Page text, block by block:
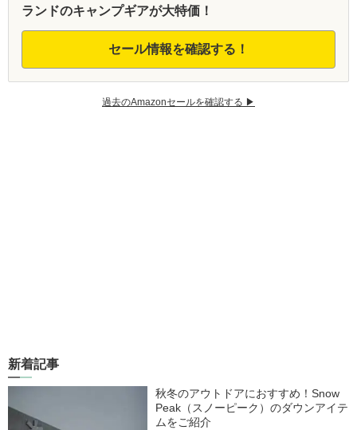
ランドのキャンプギアが大特価！
セール情報を確認する！
過去のAmazonセールを確認する ▶︎
新着記事
秋冬のアウトドアにおすすめ！Snow
Peak（スノーピーク）のダウンアイテ
ムをご紹介